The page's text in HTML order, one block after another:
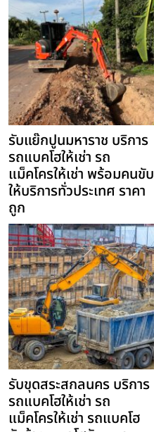
รับแย๊กปูนมหาราช บริการ
รถแบคโฮให้เช่า รถ
แม็คโครให้เช่า พร้อมคนขับ
ให้บริการทั่วประเทศ ราคา
ถูก
รับขุดสระสกลนคร บริการ
รถแบคโฮให้เช่า รถ
แม็คโครให้เช่า รถแบคโฮ